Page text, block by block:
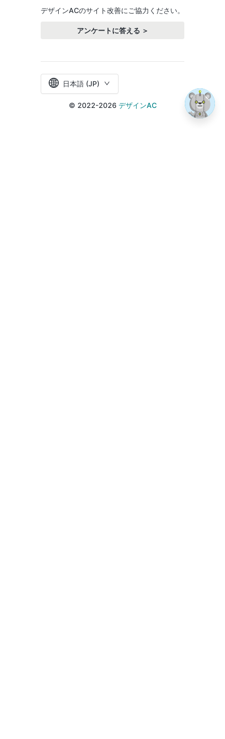
デザインACのサイト改善にご協力ください。
アンケートに答える ＞
日本語 (JP)
© 2022-2026 デザインAC